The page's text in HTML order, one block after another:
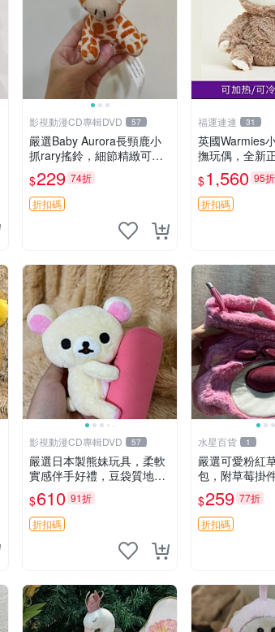
影視動漫CD專輯DVD 57
嚴選Baby Aurora長頸鹿小
抓rary搖鈴，細節精緻可聆
聽清脆鈴音 軟萌可愛 定制
紀念 金屬搖鈴 新手媽咪推
薦 長頸鹿 抓rary 搖鈴
$229 74折
折扣碼
福運連連 31
英國Warmies
撫玩偶，全新
牌與防塵袋，
加熱，適合各
暖兩用享受抱
錯過嚴選好物
$1,560 95折
折扣碼
影視動漫CD專輯DVD 57
嚴選日本製熊妹玩具，柔軟
實感伴手好禮，豆袋質地手
感佳，抱枕小熊 recom 推薦
白色豆袋 玩具
$610 91折
折扣碼
水星百貨 1
嚴選可愛粉紅
包，附草莓掛
熊手提包 草莓
unese
$259 77折
折扣碼